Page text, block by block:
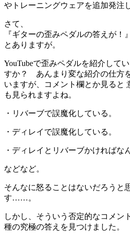
やトレーニングウェアを追加発注
さて、
『ギターの歪みペダルの答えが！』
とありますが。
YouTubeで歪みペダルを紹介して
すか？ あんまり変な紹介の仕方
いますが、コメント欄とか見ると
も見られますよね。
・リバーブで誤魔化している。
・ディレイで誤魔化している。
・ディレイとリバーブかければな
などなど。
そんなに怒ることはないだろうと
す……。
しかし、そういう否定的なコメン
種の究極の答えを見つけました。